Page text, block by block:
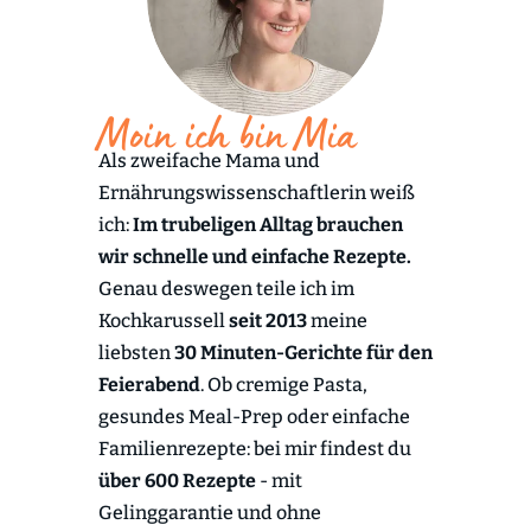
Moin ich bin Mia
Als zweifache Mama und
Ernährungswissenschaftlerin weiß
ich:Im trubeligen Alltag brauchen
wir schnelle und einfache Rezepte.
Genau deswegen teile ich im
Kochkarussellseit 2013meine
liebsten30 Minuten-Gerichte für den
Feierabend. Ob cremige Pasta,
gesundes Meal-Prep oder einfache
Familienrezepte: bei mir findest du
über 600 Rezepte- mit
Gelinggarantie und ohne